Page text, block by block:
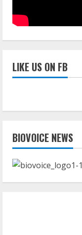
LIKE US ON FB
BIOVOICE NEWS